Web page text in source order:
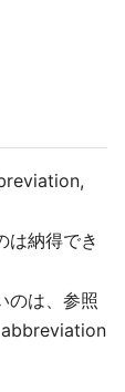
納得でき
のは、参照
abbreviation